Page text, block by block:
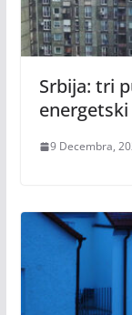
Srbija: tri
9 Decembra,